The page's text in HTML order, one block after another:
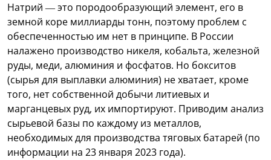
Натрий — это породообразующий элемент, его в
земной коре миллиарды тонн, поэтому проблем с
обеспеченностью им нет в принципе. В России
налажено производство никеля, кобальта, железной
руды, меди, алюминия и фосфатов. Но бокситов
(сырья для выплавки алюминия) не хватает, кроме
того, нет собственной добычи литиевых и
марганцевых руд, их импортируют. Приводим анализ
сырьевой базы по каждому из металлов,
необходимых для производства тяговых батарей (по
информации на 23 января 2023 года).